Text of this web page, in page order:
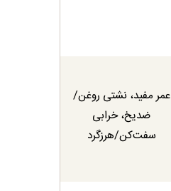
عمر مفید، نشتی روغن/
ضدیخ، خرابی
سفت‌کن/هرزگرد